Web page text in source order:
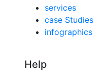
services
case Studies
infographics
Help